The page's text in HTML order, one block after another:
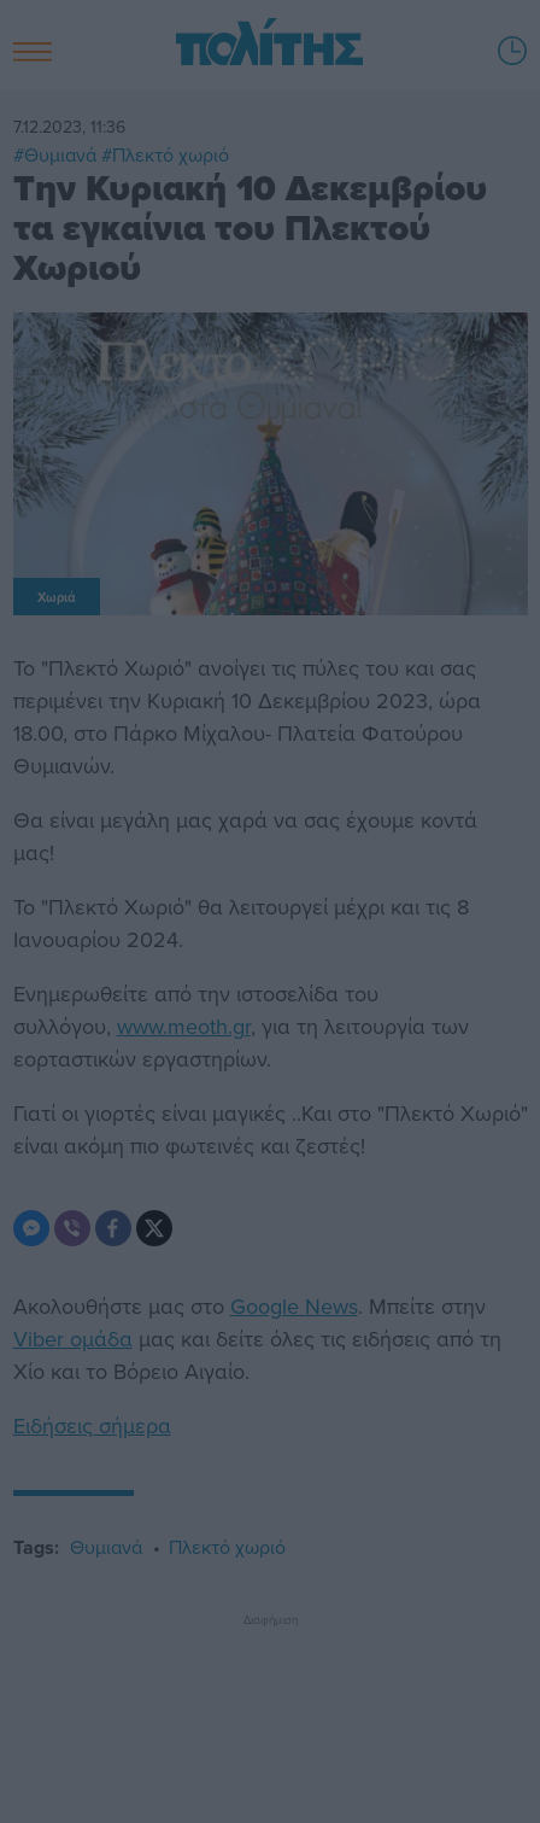
7.12.2023, 11:36
#Θυμιανά #Πλεκτό χωριό
Την Κυριακή 10 Δεκεμβρίου
τα εγκαίνια του Πλεκτού
Χωριού
Χωριά
Το "Πλεκτό Χωριό" ανοίγει τις πύλες του και σας
περιμένει την Κυριακή 10 Δεκεμβρίου 2023, ώρα
18.00, στο Πάρκο Μίχαλου- Πλατεία Φατούρου
Θυμιανών.
Θα είναι μεγάλη μας χαρά να σας έχουμε κοντά
μας!
Το "Πλεκτό Χωριό" θα λειτουργεί μέχρι και τις 8
Ιανουαρίου 2024.
Ενημερωθείτε από την ιστοσελίδα του
συλλόγου, www.meoth.gr, για τη λειτουργία των
εορταστικών εργαστηρίων.
Γιατί οι γιορτές είναι μαγικές ..Και στο "Πλεκτό Χωριό"
είναι ακόμη πιο φωτεινές και ζεστές!
Ακολουθήστε μας στο Google News. Μπείτε στην
Viber ομάδα μας και δείτε όλες τις ειδήσεις από τη
Χίο και το Βόρειο Αιγαίο.
Ειδήσεις σήμερα
Tags: Θυμιανά Πλεκτό χωριό
Διαφήμιση